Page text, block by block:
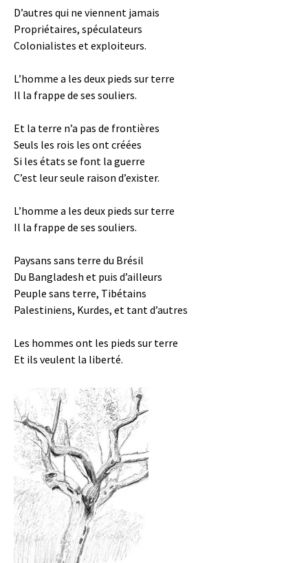
D’autres qui ne viennent jamais
Propriétaires, spéculateurs
Colonialistes et exploiteurs.
L’homme a les deux pieds sur terre
Il la frappe de ses souliers.
Et la terre n’a pas de frontières
Seuls les rois les ont créées
Si les états se font la guerre
C’est leur seule raison d’exister.
L’homme a les deux pieds sur terre
Il la frappe de ses souliers.
Paysans sans terre du Brésil
Du Bangladesh et puis d’ailleurs
Peuple sans terre, Tibétains
Palestiniens, Kurdes, et tant d’autres
Les hommes ont les pieds sur terre
Et ils veulent la liberté.